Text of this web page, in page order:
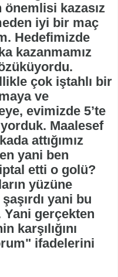
önemlisi kazasız
iyi bir maç
Hedefimizde
kazanmamız
çok iştahlı bir
ve
evimizde 5’te
Maalesef
attığımız
yani ben
etti o golü?
yüzüne
yani bu
Yani gerçekten
karşılığını
ifadelerini